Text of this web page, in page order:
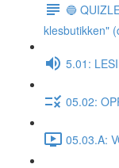
🔵
klesbutikken"
5.01:
05.02:
05.03.A: